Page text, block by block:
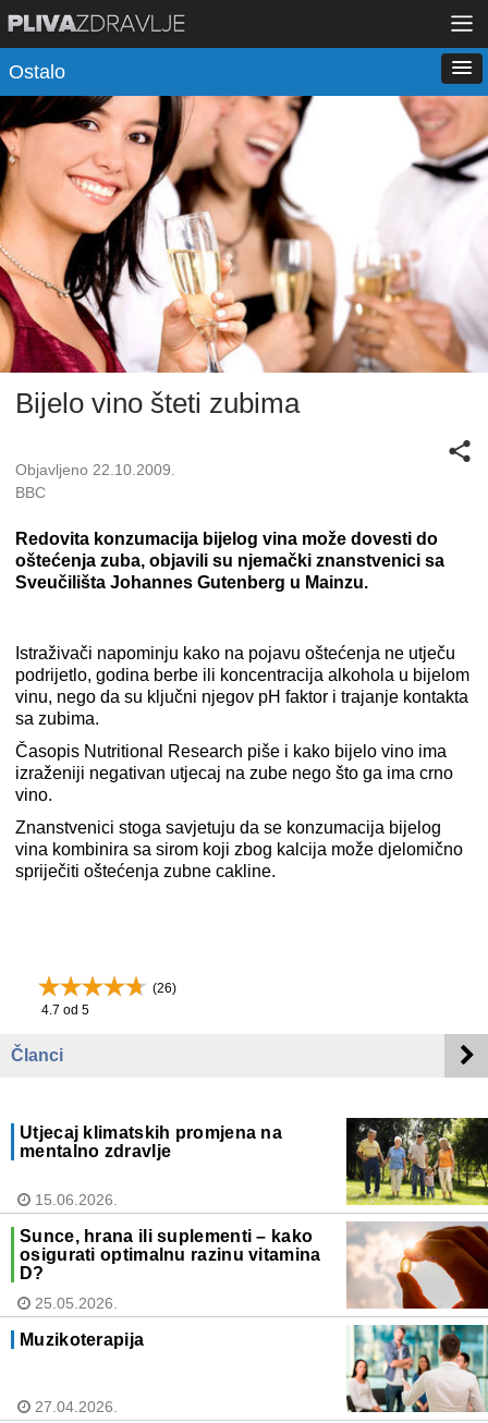
Ostalo
Bijelo vino šteti zubima
Objavljeno 22.10.2009.
BBC
Redovita konzumacija bijelog vina može dovesti do
oštećenja zuba, objavili su njemački znanstvenici sa
Sveučilišta Johannes Gutenberg u Mainzu.
Istraživači napominju kako na pojavu oštećenja ne utječu
podrijetlo, godina berbe ili koncentracija alkohola u bijelom
vinu, nego da su ključni njegov pH faktor i trajanje kontakta
sa zubima.
Časopis Nutritional Research piše i kako bijelo vino ima
izraženiji negativan utjecaj na zube nego što ga ima crno
vino.
Znanstvenici stoga savjetuju da se konzumacija bijelog
vina kombinira sa sirom koji zbog kalcija može djelomično
spriječiti oštećenja zubne cakline.
(26)
4.7 od 5
Članci
Utjecaj klimatskih promjena na
mentalno zdravlje
15.06.2026.
Sunce, hrana ili suplementi – kako
osigurati optimalnu razinu vitamina
D?
25.05.2026.
Muzikoterapija
27.04.2026.